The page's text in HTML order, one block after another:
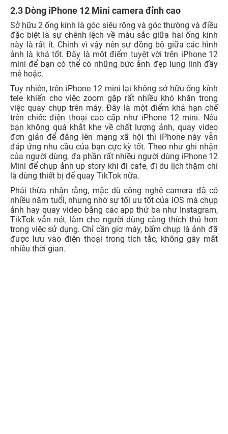
2.3 Dòng iPhone 12 Mini camera đỉnh cao
Sở hữu 2 ống kính là góc siêu rộng và góc thường và điều
đặc biệt là sự chênh lệch về màu sắc giữa hai ống kính
này là rất ít. Chính vì vậy nên sự đồng bộ giữa các hình
ảnh là khá tốt. Đây là một điểm tuyệt vời trên iPhone 12
mini để bạn có thể có những bức ảnh đẹp lung linh đầy
mê hoặc.
Tuy nhiên, trên iPhone 12 mini lại không sở hữu ống kính
tele khiến cho việc zoom gặp rất nhiều khó khăn trong
việc quay chụp trên máy. Đây là một điểm khá hạn chế
trên chiếc điện thoại cao cấp như iPhone 12 mini. Nếu
bạn không quá khắt khe về chất lượng ảnh, quay video
đơn giản để đăng lên mạng xã hội thì iPhone này vẫn
đáp ứng nhu cầu của bạn cực kỳ tốt. Theo như ghi nhận
của người dùng, đa phần rất nhiều người dùng iPhone 12
Mini để chụp ảnh up story khi đi cafe, đi du lịch thậm chí
là dùng thiết bị để quay TikTok nữa.
Phải thừa nhận rằng, mặc dù công nghệ camera đã có
nhiều năm tuổi, nhưng nhờ sự tối ưu tốt của iOS mà chụp
ảnh hay quay video bằng các app thứ ba như Instagram,
TikTok vẫn nét, làm cho người dùng càng thích thú hơn
trong việc sử dụng. Chỉ cần giơ máy, bấm chụp là ảnh đã
được lưu vào điện thoại trong tích tắc, không gây mất
nhiều thời gian.